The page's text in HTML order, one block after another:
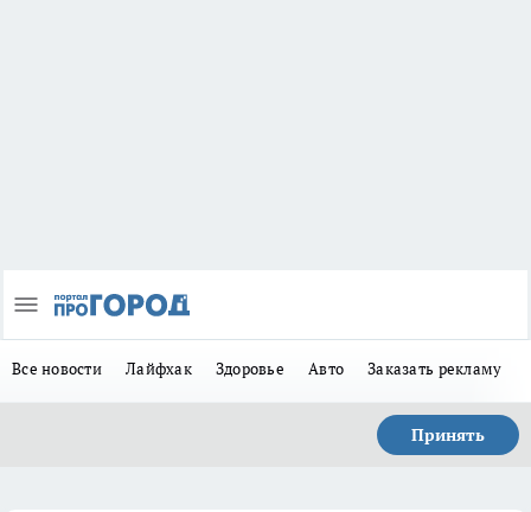
Все новости Лайфхак Здоровье Авто Заказать рекламу
Принять